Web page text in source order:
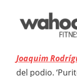
Joaquim
del podio.